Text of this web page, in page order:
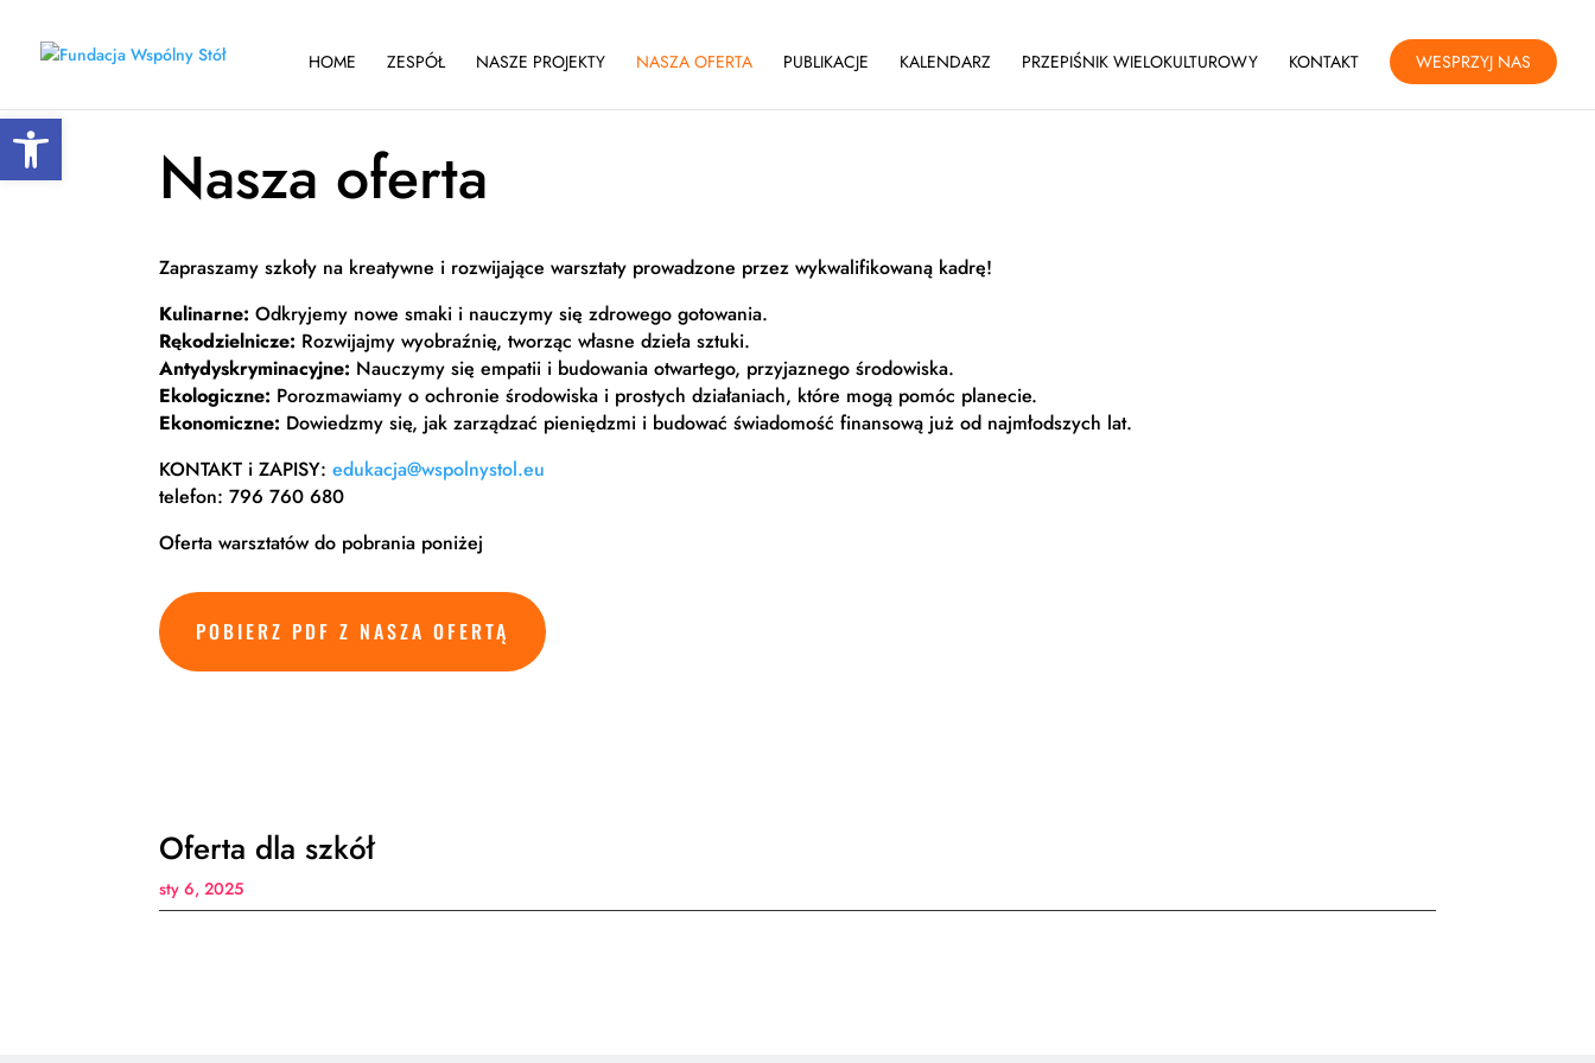
HOME ZESPÓŁ NASZE PROJEKTY NASZA OFERTA PUBLIKACJE KALENDARZ PRZEPIŚNIK WIELOKULTUROWY KONTAKT WESPRZYJ NAS
Nasza oferta
Zapraszamy szkoły na kreatywne i rozwijające warsztaty prowadzone przez wykwalifikowaną kadrę!
Kulinarne: Odkryjemy nowe smaki i nauczymy się zdrowego gotowania.
Rękodzielnicze: Rozwijajmy wyobraźnię, tworząc własne dzieła sztuki.
Antydyskryminacyjne: Nauczymy się empatii i budowania otwartego, przyjaznego środowiska.
Ekologiczne: Porozmawiamy o ochronie środowiska i prostych działaniach, które mogą pomóc planecie.
Ekonomiczne: Dowiedzmy się, jak zarządzać pieniędzmi i budować świadomość finansową już od najmłodszych lat.
KONTAKT i ZAPISY:edukacja@wspolnystol.eu
telefon: 796 760 680
Oferta warsztatów do pobrania poniżej
POBIERZ PDF Z NASZA OFERTĄ
Oferta dla szkół
sty 6, 2025
Otwórz pasek narzędzi